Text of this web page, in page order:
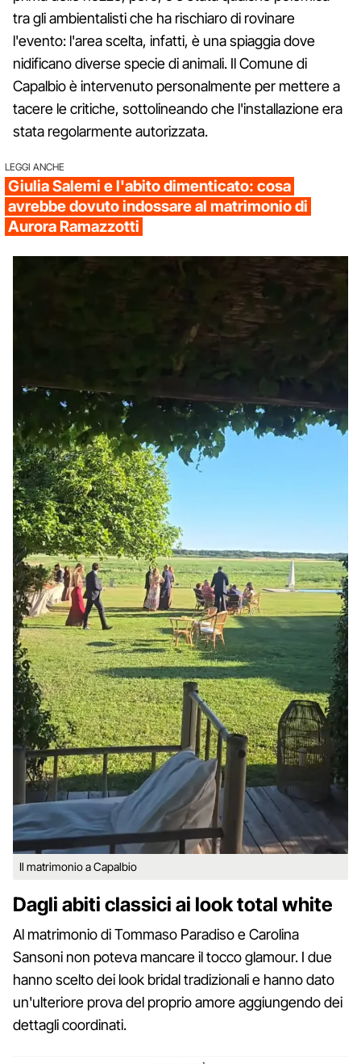
tra gli ambientalisti che ha rischiaro di rovinare
l'evento: l'area scelta, infatti, è una spiaggia dove
nidificano diverse specie di animali. Il Comune di
Capalbio è intervenuto personalmente per mettere a
tacere le critiche, sottolineando che l'installazione era
stata regolarmente autorizzata.
LEGGI ANCHE
Giulia Salemi e l'abito dimenticato: cosa
avrebbe dovuto indossare al matrimonio di
Aurora Ramazzotti
Il matrimonio a Capalbio
Dagli abiti classici ai look total white
Al matrimonio di Tommaso Paradiso e Carolina
Sansoni non poteva mancare il tocco glamour. I due
hanno scelto dei look bridal tradizionali e hanno dato
un'ulteriore prova del proprio amore aggiungendo dei
dettagli coordinati.